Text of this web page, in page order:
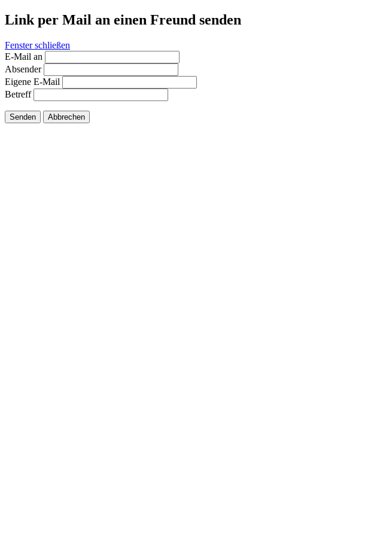
Link per Mail an einen Freund senden
Fenster schließen
E-Mail an
Absender
Eigene E-Mail
Betreff
Senden Abbrechen